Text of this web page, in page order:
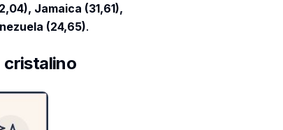
Jamaica (31,61),
(24,65).
cristalino